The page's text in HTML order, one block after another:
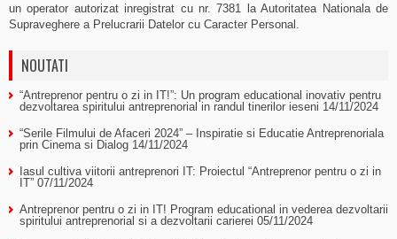
un operator autorizat inregistrat cu nr. 7381 la Autoritatea Nationala de
Supraveghere a Prelucrarii Datelor cu Caracter Personal.
NOUTATI
“Antreprenor pentru o zi in IT!”: Un program educational inovativ pentru
dezvoltarea spiritului antreprenorial in randul tinerilor ieseni 14/11/2024
“Serile Filmului de Afaceri 2024” – Inspiratie si Educatie Antreprenoriala
prin Cinema si Dialog 14/11/2024
Iasul cultiva viitorii antreprenori IT: Proiectul “Antreprenor pentru o zi in
IT” 07/11/2024
Antreprenor pentru o zi in IT! Program educational in vederea dezvoltarii
spiritului antreprenorial si a dezvoltarii carierei 05/11/2024